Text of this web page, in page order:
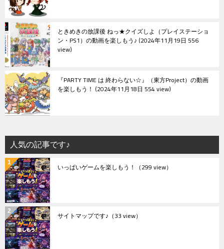
ときめきの放課後 ねっ★クイズしよ（プレイステーショ
ン・PS1）の動画を楽しもう♪ 2024年11月19日 556
view
『PARTY TIME は 終わらない☆』（東方Project）の動画
を楽しもう！ 2024年11月18日 554 view
人気の記事です♪
いっぱいゲームを楽しもう！ （299 view）
サイトマップです♪ （33 view）